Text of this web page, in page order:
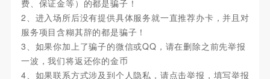
费、保证金等）的都是骗子！
2、进入场所后没有提供具体服务就一直推荐办卡，并且对
服务项目含糊其辞的都是骗子！
3、如果你加上了骗子的微信或QQ，请在删除之前先举报
一波，我们将返还你的金币
4、如果联系方式涉及到个人隐私，请点击举报，填写举报